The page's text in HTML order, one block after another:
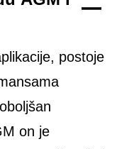
postoje
on je